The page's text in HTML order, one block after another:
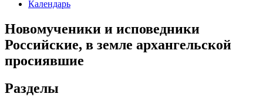
Календарь
Новомученики и исповедники
Российские, в земле архангельской
просиявшие
Разделы